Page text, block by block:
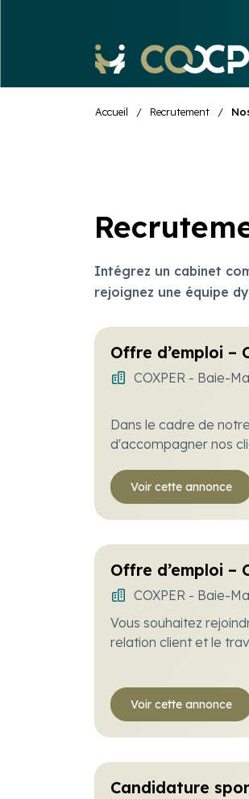
Accueil / Recrutement /
Intégrez un cabinet
rejoignez une équipe
Offre d’emploi –
COXPER - Baie-
Dans le cadre de
d'accompagner nos
Voir cette annonce
Offre d’emploi
COXPER - Baie-
Vous souhaitez
relation client et le
renforcer notre
Voir cette annonce
Candidature